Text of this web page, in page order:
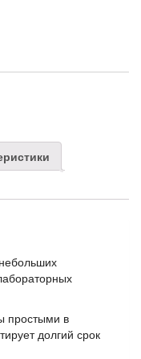
простыми в
долгий срок